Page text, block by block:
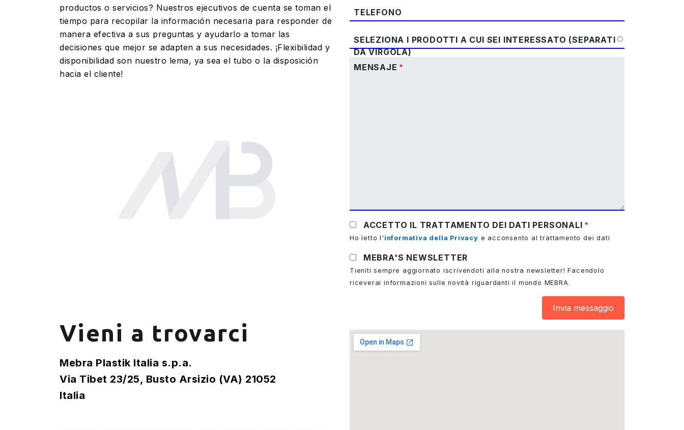
productos o servicios? Nuestros ejecutivos de cuenta se toman el
tiempo para recopilar la información necesaria para responder de
manera efectiva a sus preguntas y ayudarlo a tomar las
decisiones que mejor se adapten a sus necesidades. ¡Flexibilidad y
disponibilidad son nuestro lema, ya sea el tubo o la disposición
hacia el cliente!
TELEFONO
SELEZIONA I PRODOTTI A CUI SEI INTERESSATO (SEPARATI
DA VIRGOLA)
MENSAJE
ACCETTO IL TRATTAMENTO DEI DATI PERSONALI
Ho letto l' informativa della Privacy e acconsento al trattamento dei dati
MEBRA'S NEWSLETTER
Tieniti sempre aggiornato iscrivendoti alla nostra newsletter! Facendolo
riceverai informazioni sulle novità riguardanti il mondo MEBRA.
Vieni a trovarci
Mebra Plastik Italia s.p.a.
Via Tibet 23/25, Busto Arsizio (VA) 21052
Italia